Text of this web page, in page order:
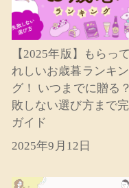
【2025年版】もらっ
れしいお歳暮ランキン
グ！ いつまでに贈る
敗しない選び方まで
ガイド
2025年9月12日